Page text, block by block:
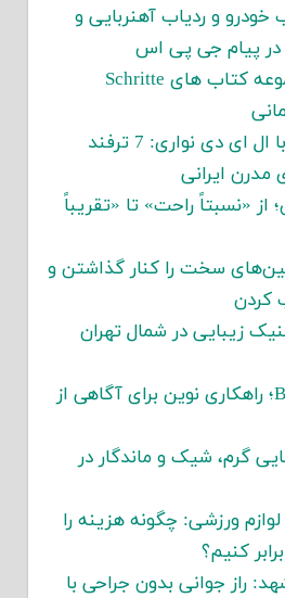
خودرو و ردیاب آهنربایی و
در پیام جی پی اس
دانلود رایگان مجموعه کتاب های Schritte
نورپردازی مخفی با ال ای دی نواری: 7 ترفند
مدرن ایرانی
از «نسبتاً راحت» تا «تقریباً
2025 روتین‌های سخت را کنار گذاشتن و
کردن
زیبایی در شمال تهران
ربات محاسبه BMI؛ راهکاری نوین برای آگاهی از
گرم، شیک و ماندگار در
ورزشی: چگونه هزینه را
کنیم؟
راز جوانی بدون جراحی با